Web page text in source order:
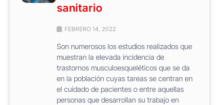
sanitario
FEBRERO 14, 2022
Son numerosos los estudios realizados que
muestran la elevada incidencia de
trastornos musculoesqueléticos que se da
en la población cuyas tareas se centran en
el cuidado de pacientes o entre aquellas
personas que desarrollan su trabajo en